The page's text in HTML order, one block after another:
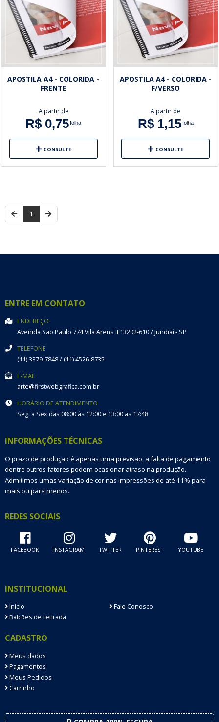
APOSTILA A4 - COLORIDA -
FRENTE
A partir de
R$ 0,75folha
CONSULTE
APOSTILA A4 - COLORIDA -
F/VERSO
A partir de
R$ 1,15folha
CONSULTE
1
ENTRE EM CONTATO
ENDEREÇO
Avenida São Paulo 774Vila Arens II 13202-610/Jundiaí- SP
TELEFONE
(11) 3379-7848 / (11) 4526-8735
E-MAIL
arte@firstwebgrafica.com.br
HORÁRIO DE ATENDIMENTO
Seg. a Sex das 08:00 às 12:00 e 13:00 as 17:48
INFORMAÇÕES TÉCNICAS
O prazo de produção é apenas uma previsão, a falta de pagamento
dentre outros fatores podem ocasionar atraso na produção.
Admitimos umas variação de cor nas impressões de até 11% para
mais ou para menos.
REDES SOCIAIS
FACEBOOK INSTAGRAM TWITTER PINTEREST YOUTUBE
INSTITUCIONAL
Início
Fale Conosco
Balcões de retirada
CADASTRO
Meus dados
Pagamentos
Meus Pedidos
Carrinho